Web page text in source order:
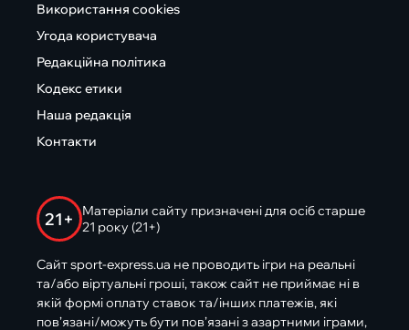
Використання cookies
Угода користувача
Редакційна політика
Кодекс етики
Наша редакція
Контакти
21+
Матеріали сайту призначені для осіб старше
21 року (21+)
Сайт sport-express.ua не проводить ігри на реальні
та/або віртуальні гроші, також сайт не приймає ні в
якій формі оплату ставок та/інших платежів, які
пов’язані/можуть бути пов’язані з азартними іграми,